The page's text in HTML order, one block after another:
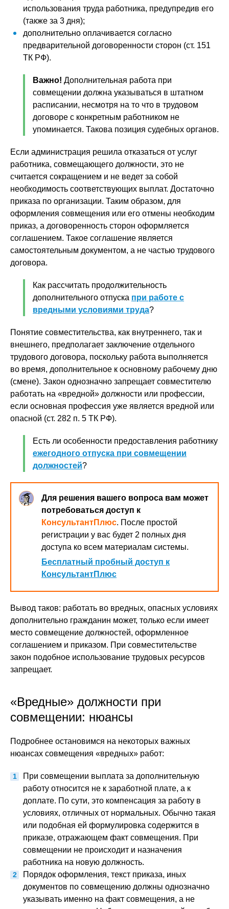
использования труда работника, предупредив его
(также за 3 дня);
дополнительно оплачивается согласно
предварительной договоренности сторон (ст. 151
ТК РФ).
Важно! Дополнительная работа при
совмещении должна указываться в штатном
расписании, несмотря на то что в трудовом
договоре с конкретным работником не
упоминается. Такова позиция судебных органов.
Если администрация решила отказаться от услуг
работника, совмещающего должности, это не
считается сокращением и не ведет за собой
необходимость соответствующих выплат. Достаточно
приказа по организации. Таким образом, для
оформления совмещения или его отмены необходим
приказ, а договоренность сторон оформляется
соглашением. Такое соглашение является
самостоятельным документом, а не частью трудового
договора.
Как рассчитать продолжительность
дополнительного отпуска при работе с
вредными условиями труда?
Понятие совместительства, как внутреннего, так и
внешнего, предполагает заключение отдельного
трудового договора, поскольку работа выполняется
во время, дополнительное к основному рабочему дню
(смене). Закон однозначно запрещает совместителю
работать на «вредной» должности или профессии,
если основная профессия уже является вредной или
опасной (ст. 282 п. 5 ТК РФ).
Есть ли особенности предоставления работнику
ежегодного отпуска при совмещении
должностей?
Для решения вашего вопроса вам может
потребоваться доступ к
КонсультантПлюс. После простой
регистрации у вас будет 2 полных дня
доступа ко всем материалам системы.
Бесплатный пробный доступ к
КонсультантПлюс
Вывод таков: работать во вредных, опасных условиях
дополнительно гражданин может, только если имеет
место совмещение должностей, оформленное
соглашением и приказом. При совместительстве
закон подобное использование трудовых ресурсов
запрещает.
«Вредные» должности при
совмещении: нюансы
Подробнее остановимся на некоторых важных
нюансах совмещения «вредных» работ:
При совмещении выплата за дополнительную
работу относится не к заработной плате, а к
доплате. По сути, это компенсация за работу в
условиях, отличных от нормальных. Обычно такая
или подобная ей формулировка содержится в
приказе, отражающем факт совмещения. При
совмещении не происходит и назначения
работника на новую должность.
Порядок оформления, текст приказа, иных
документов по совмещению должны однозначно
указывать именно на факт совмещения, а не